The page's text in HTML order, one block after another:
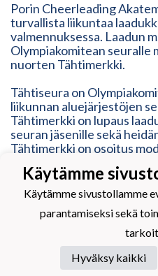
Porin Cheerleading
turvallista liikuntaa
valmennuksessa. Laadun
Olympiakomitean seuralle
nuorten Tähtimerkki.
Tähtiseura on
liikunnan aluejärjestöjen
Tähtimerkki on lupaus
seuran jäsenille sekä
Tähtimerkki on osoitus
vastaa erilaisten liikkujien
kehittyy heidän mukanaan.
Powered by
Käytämme
Käytämme sivustollamme
parantamiseksi sekä
Hyväksy kaikki